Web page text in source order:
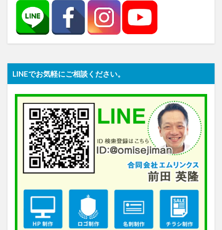
LINEでお気軽にご相談ください。